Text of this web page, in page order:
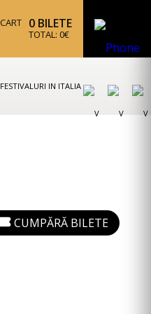
0 BILETE
TOTAL: 0€
FESTIVALURI IN ITALIA
CUMPĂRĂ BILETE